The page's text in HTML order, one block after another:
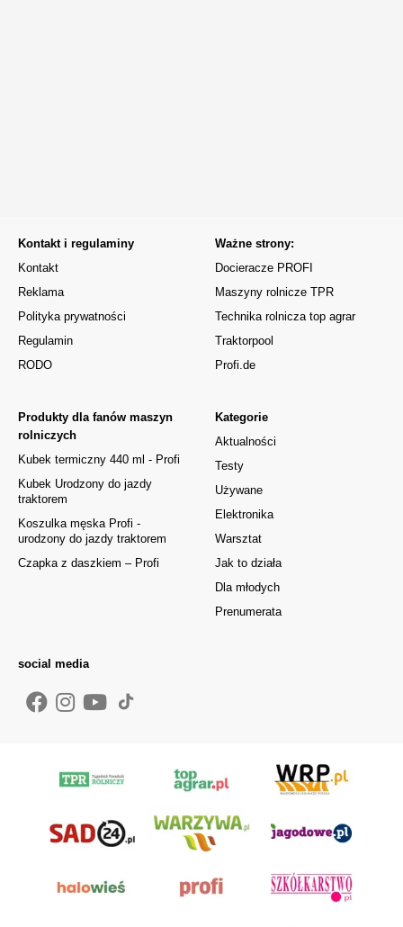
Kontakt i regulaminy
Kontakt
Reklama
Polityka prywatności
Regulamin
RODO
Kategorie
Aktualności
Testy
Używane
Elektronika
Warsztat
Jak to działa
Dla młodych
Prenumerata
Produkty dla fanów maszyn
rolniczych
Kubek termiczny 440 ml - Profi
Kubek Urodzony do jazdy
traktorem
Koszulka męska Profi -
urodzony do jazdy traktorem
Czapka z daszkiem – Profi
Ważne strony:
Docieracze PROFI
Maszyny rolnicze TPR
Technika rolnicza top agrar
Traktorpool
Profi.de
social media